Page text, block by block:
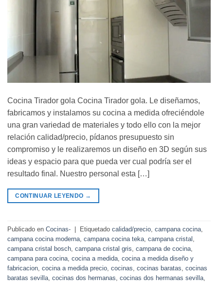
Cocina Tirador gola Cocina Tirador gola. Le diseñamos,
fabricamos y instalamos su cocina a medida ofreciéndole
una gran variedad de materiales y todo ello con la mejor
relación calidad/precio, pídanos presupuesto sin
compromiso y le realizaremos un diseño en 3D según sus
ideas y espacio para que pueda ver cual podría ser el
resultado final. Nuestro personal esta […]
CONTINUAR LEYENDO →
Publicado en Cocinas- | Etiquetado calidad/precio campana cocina
campana cocina moderna campana cocina teka campana cristal
campana cristal bosch campana cristal gris campana de cocina
campana para cocina cocina a medida cocina a medida diseño y
fabricacion cocina a medida precio cocinas cocinas baratas cocinas
baratas sevilla cocinas dos hermanas cocinas dos hermanas sevilla